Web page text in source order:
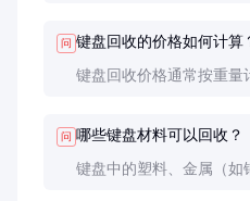
问 键盘回收的价格如何计算
键盘回收价格通常按重量
问 哪些键盘材料可以回收？
键盘中的塑料、金属（如